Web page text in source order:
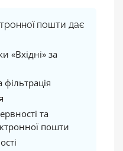
пошти дає
«Вхідні» за
та
пошти